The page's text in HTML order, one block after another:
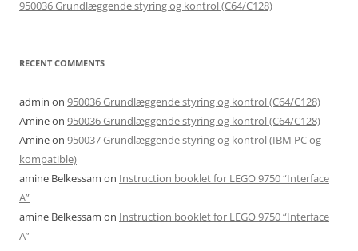
950036 Grundlæggende styring og kontrol (C64/C128)
RECENT COMMENTS
admin on 950036 Grundlæggende styring og kontrol (C64/C128)
Amineon 950036 Grundlæggende styring og kontrol (C64/C128)
Amineon 950037 Grundlæggende styring og kontrol (IBM PC og
kompatible)
amine Belkessam on Instruction booklet for LEGO 9750 “Interface
A”
amine Belkessam on Instruction booklet for LEGO 9750 “Interface
A”